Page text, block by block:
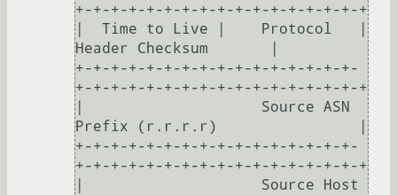
+-+-+-+-+-+-+-+-+-+-+-+-+-+-+-+-+
|  Time to Live |    Protocol   |
Header Checksum       |
+-+-+-+-+-+-+-+-+-+-+-+-+-+-+-+-
+-+-+-+-+-+-+-+-+-+-+-+-+-+-+-+-+
|                    Source ASN
Prefix (r.r.r.r)                |
+-+-+-+-+-+-+-+-+-+-+-+-+-+-+-+-
+-+-+-+-+-+-+-+-+-+-+-+-+-+-+-+-+
|                    Source Host